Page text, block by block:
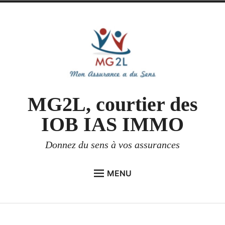
MG2L, courtier des
IOB IAS IMMO
Donnez du sens à vos assurances
MENU
enfant